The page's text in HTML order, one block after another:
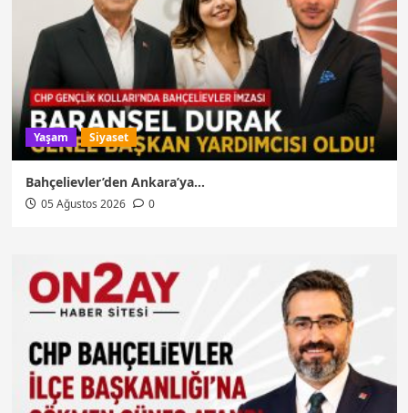
Yaşam Siyaset
Bahçelievler’den Ankara’ya…
05 Ağustos 2026 0